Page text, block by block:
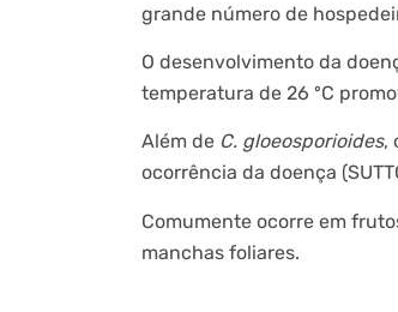
grande número de
O desenvolvimento da
temperatura de 26 ºC
Além de C. gloeosporioides,
ocorrência da doença
Comumente ocorre em
manchas foliares.